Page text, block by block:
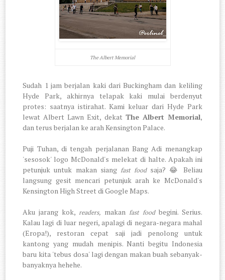
The Albert Memorial
Sudah 1 jam berjalan kaki dari Buckingham dan keliling
Hyde Park, akhirnya telapak kaki mulai berdenyut
protes: saatnya istirahat. Kami keluar dari Hyde Park
lewat Albert Lawn Exit, dekat The Albert Memorial,
dan terus berjalan ke arah Kensington Palace.
Puji Tuhan, di tengah perjalanan Bang Adi menangkap
'sesosok' logo McDonald's melekat di halte. Apakah ini
petunjuk untuk makan siang fast foodsaja? 😂 Beliau
langsung gesit mencari petunjuk arah ke McDonald's
Kensington High Street di Google Maps.
Aku jarang kok,readers, makan fast food begini. Serius.
Kalau lagi di luar negeri, apalagi di negara-negara mahal
(Eropa!), restoran cepat saji jadi penolong untuk
kantong yang mudah menipis. Nanti begitu Indonesia
baru kita 'tebus dosa' lagi dengan makan buah sebanyak-
banyaknya hehehe.